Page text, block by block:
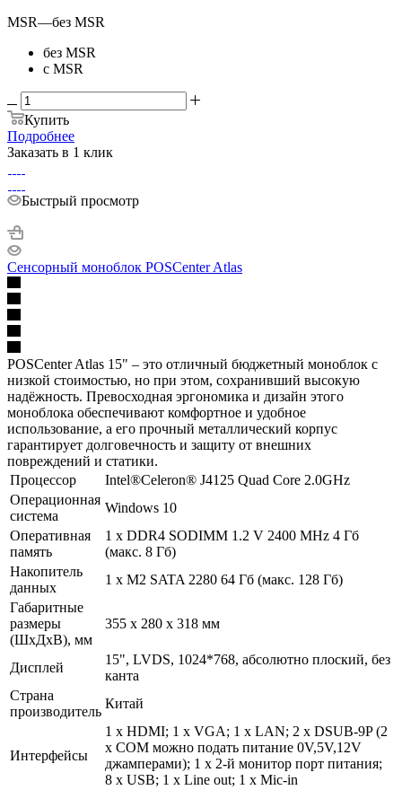
MSR—без MSR
без MSR
с MSR
Купить
Подробнее
Заказать в 1 клик
Быстрый просмотр
Сенсорный моноблок POSCenter Atlas
POSСenter Atlas 15" – это отличный бюджетный моноблок c
низкой стоимостью, но при этом, сохранивший высокую
надёжность. Превосходная эргономика и дизайн этого
моноблока обеспечивают комфортное и удобное
использование, а его прочный металлический корпус
гарантирует долговечность и защиту от внешних
повреждений и статики.
Процессор
Intel®Celeron® J4125 Quad Core 2.0GHz
Операционная
система
Windows 10
Оперативная
память
1 х DDR4 SODIMM 1.2 V 2400 MHz 4 Гб
(макс. 8 Гб)
Накопитель
данных
1 x M2 SATA 2280 64 Гб (макс. 128 Гб)
Габаритные
размеры
(ШхДхВ), мм
355 х 280 х 318 мм
Дисплей
15", LVDS, 1024*768, абсолютно плоский, без
канта
Страна
производитель
Китай
Интерфейсы
1 x HDMI; 1 x VGA; 1 x LAN; 2 x DSUB-9P (2
x COM можно подать питание 0V,5V,12V
джамперами); 1 x 2-й монитор порт питания;
8 x USB; 1 x Line out; 1 x Mic-in